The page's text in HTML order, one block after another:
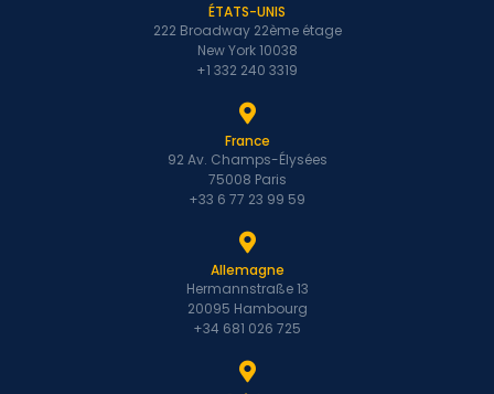
ÉTATS-UNIS
222 Broadway 22ème étage
New York 10038
+1 332 240 3319
France
92 Av. Champs-Élysées
75008 Paris
+33 6 77 23 99 59
Allemagne
Hermannstraße 13
20095 Hambourg
+34 681 026 725